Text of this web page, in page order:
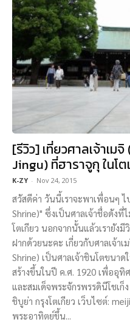
[รีวิว] เที่ยวศาลเจ้าเ
Jingu) ที่ฮาราจูกุ ในโต
K-ZY - Nov 24, 2015
สวัสดีค่า วันนี้เราจะพาเพื่อนๆ ไ
Shrine)" ซึ่งเป็นศาลเจ้าชื่อดังที่
โตเกียว นอกจากนั้นแล้วเรายัง
ฝากด้วยนะคะ เกี่ยวกับศาลเจ้าเ
Shrine) เป็นศาลเจ้าชินโตขนา
สร้างขึ้นในปี ค.ศ. 1920 เพื่ออุทิ
และสมเด็จพระจักรพรรดินีโชเก็
ชิบูย่า กรุงโตเกียว เว็บไซต์:
พระอาทิตย์ขึ้น...